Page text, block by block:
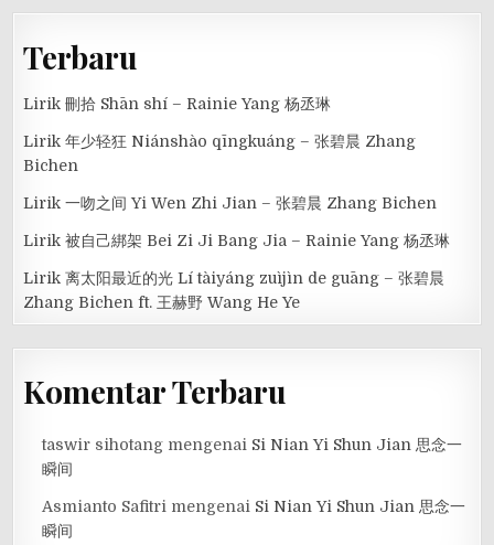
Terbaru
Lirik 刪拾 Shān shí – Rainie Yang 杨丞琳
Lirik 年少轻狂 Niánshào qīngkuáng – 张碧晨 Zhang
Bichen
Lirik 一吻之间 Yi Wen Zhi Jian – 张碧晨 Zhang Bichen
Lirik 被自己綁架 Bei Zi Ji Bang Jia – Rainie Yang 杨丞琳
Lirik 离太阳最近的光 Lí tàiyáng zuìjìn de guāng – 张碧晨
Zhang Bichen ft. 王赫野 Wang He Ye
Komentar Terbaru
taswir sihotang mengenai Si Nian Yi Shun Jian 思念一
瞬间
Asmianto Safitri mengenai Si Nian Yi Shun Jian 思念一
瞬间